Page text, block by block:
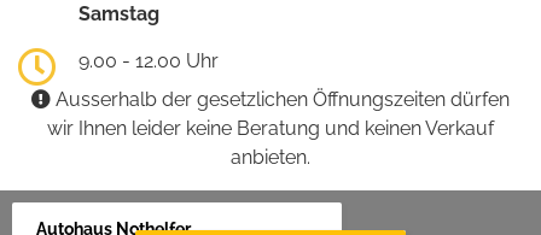
Samstag
9.00 - 12.00 Uhr
Ausserhalb der gesetzlichen Öffnungszeiten dürfen
wir Ihnen leider keine Beratung und keinen Verkauf
anbieten.
Autohaus Nothelfer